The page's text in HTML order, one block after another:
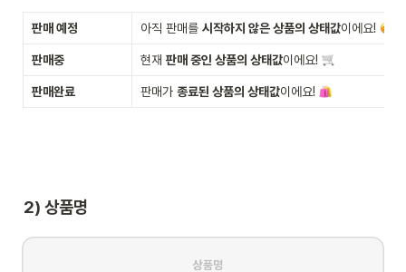
판매 예정 아직 판매를 시작하지 않은 상품의 상태값이에요!
판매중 현재 판매 중인 상품의 상태값이에요!
판매완료 판매가 종료된 상품의 상태값이에요!
2) 상품명